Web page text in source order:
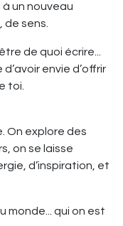
à un nouveau
sens.
de quoi écrire...
envie d’offrir
toi.
On explore des
on se laisse
d’inspiration, et
monde... qui on est